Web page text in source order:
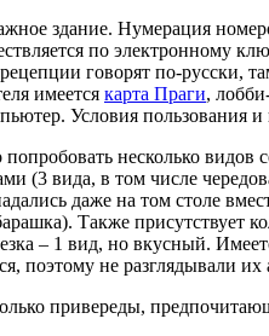
здание. Нумерация
по электронному
говорят по-русски,
имеется карта Праги,
Условия пользования
несколько
(3 вида, в том числе
даже на том столе
Также присутствует
– 1 вид, но вкусный.
поэтому не разглядывали их
привереды,